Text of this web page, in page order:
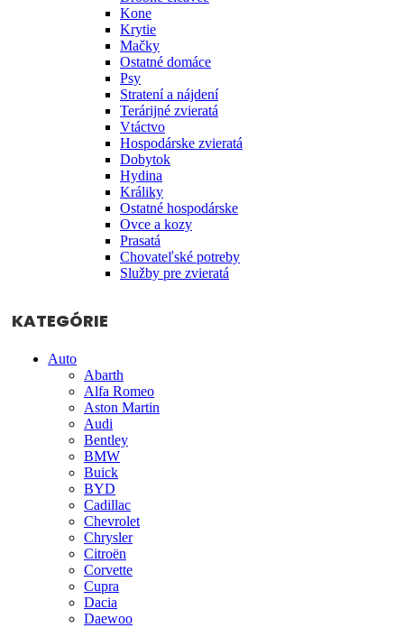
Kone
Krytie
Mačky
Ostatné domáce
Psy
Stratení a nájdení
Terárijné zvieratá
Vtáctvo
Hospodárske zvieratá
Dobytok
Hydina
Králiky
Ostatné hospodárske
Ovce a kozy
Prasatá
Chovateľské potreby
Služby pre zvieratá
KATEGÓRIE
Auto
Abarth
Alfa Romeo
Aston Martin
Audi
Bentley
BMW
Buick
BYD
Cadillac
Chevrolet
Chrysler
Citroën
Corvette
Cupra
Dacia
Daewoo